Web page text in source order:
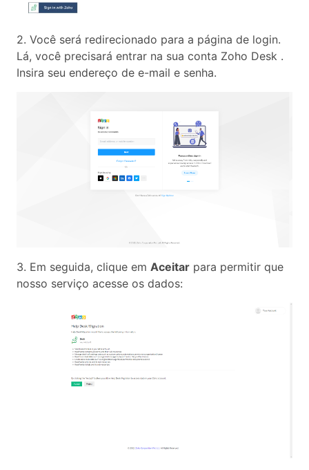
2. Você será redirecionado para a página de login.
Lá, você precisará entrar na sua conta Zoho Desk .
Insira seu endereço de e-mail e senha.
3. Em seguida, clique em Aceitar para permitir que
nosso serviço acesse os dados: